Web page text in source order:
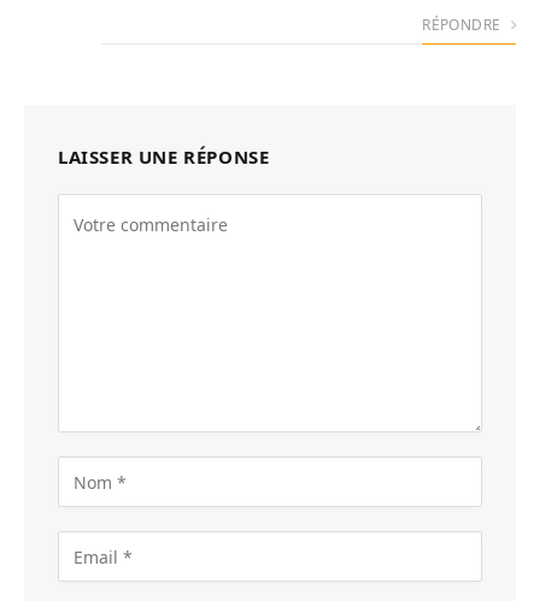
RÉPONDRE
LAISSER UNE RÉPONSE